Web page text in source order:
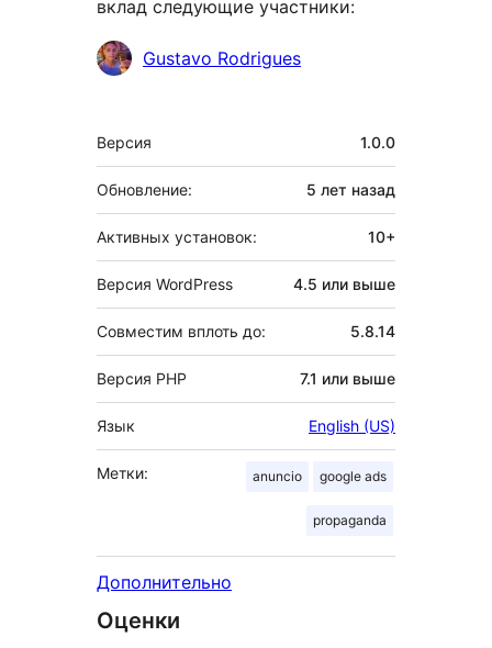
вклад следующие участники:
УчастникиGustavo Rodrigues
Мета
Версия 1.0.0
Обновление: 5 лет назад
Активных установок: 10+
Версия WordPress 4.5 или выше
Совместим вплоть до: 5.8.14
Версия PHP 7.1 или выше
Язык English (US)
Метки: anuncio google ads
propaganda
Дополнительно
Оценки